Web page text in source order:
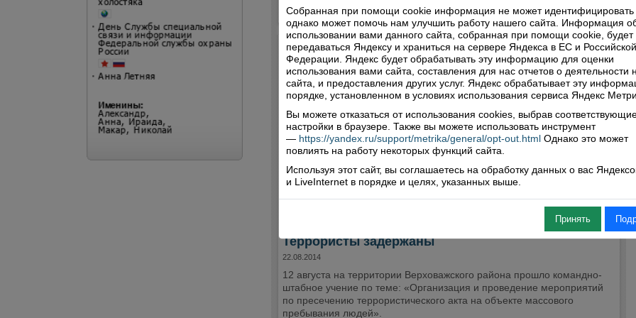
Террористы задержаны
22.08.2014
12 августа на территории Верховажского района прошло командно-
штабное учение по теме: «Организация и проведение мероприятий
по пресечению террористического акта на объекте массового
пребывания людей».
Собранная при помощи cookie информация не может идентифицировать
однако может помочь нам улучшить работу нашего сайта. Информация
использовании вами данного сайта, собранная при помощи cookie, будет
передаваться Яндексу и храниться на сервере Яндекса в ЕС и Российской
Федерации. Яндекс будет обрабатывать эту информацию для оценки
использования вами сайта, составления для нас отчетов о деятельности
сайта, и предоставления других услуг. Яндекс обрабатывает эту
порядке, установленном в условиях использования сервиса Яндекс
Вы можете отказаться от использования cookies, выбрав
настройки в браузере. Также вы можете использовать инструмент
— https://yandex.ru/support/metrika/general/opt-out.html Однако это может
повлиять на работу некоторых функций сайта.
Используя этот сайт, вы соглашаетесь на обработку данных о вас
и LiveInternet в порядке и целях, указанных выше.
Принять